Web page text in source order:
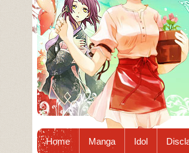
Excnn.com - Manga raw download...
Home Manga Idol